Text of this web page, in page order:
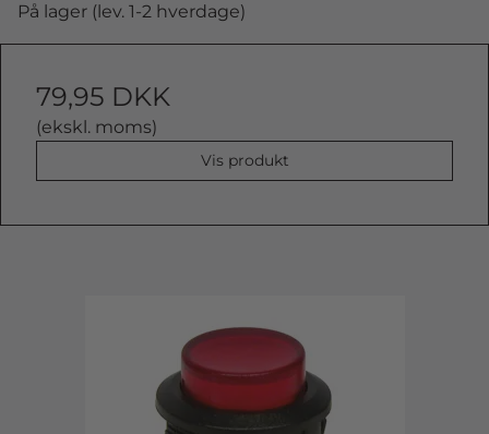
På lager (lev. 1-2 hverdage)
79,95 DKK
(ekskl. moms)
Vis produkt